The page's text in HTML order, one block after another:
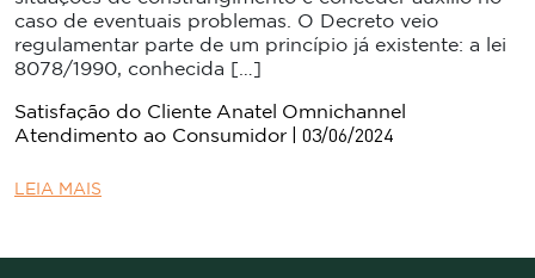
caso de eventuais problemas. O Decreto veio
regulamentar parte de um princípio já existente: a lei
8078/1990, conhecida […]
Satisfação do Cliente Anatel Omnichannel
Atendimento ao Consumidor | 03/06/2024
LEIA MAIS